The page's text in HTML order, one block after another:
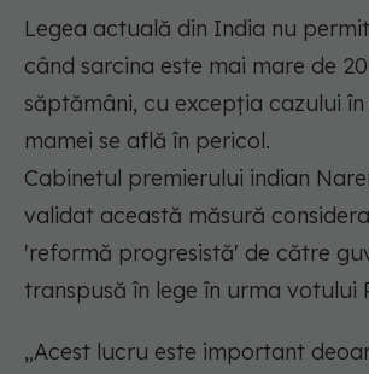
Legea actuală din India nu
când sarcina este mai mare de
săptămâni, cu excepția cazului
mamei se află în pericol.
Cabinetul premierului indian
validat această măsură
'reformă progresistă' de către
transpusă în lege în urma votului
„Acest lucru este important